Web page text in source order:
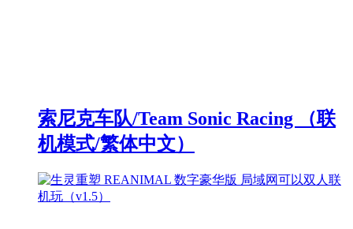
索尼克车队/Team Sonic Racing （联
机模式/繁体中文）